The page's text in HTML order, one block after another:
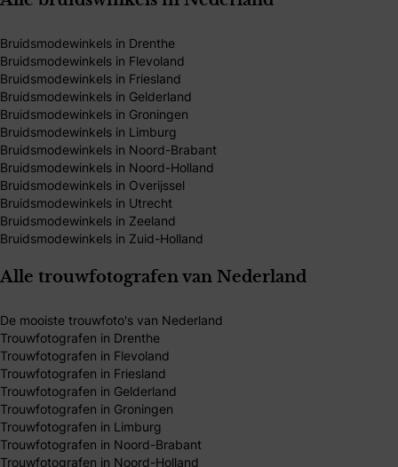
Bruidsmodewinkels in Drenthe
Bruidsmodewinkels in Flevoland
Bruidsmodewinkels in Friesland
Bruidsmodewinkels in Gelderland
Bruidsmodewinkels in Groningen
Bruidsmodewinkels in Limburg
Bruidsmodewinkels in Noord-Brabant
Bruidsmodewinkels in Noord-Holland
Bruidsmodewinkels in Overijssel
Bruidsmodewinkels in Utrecht
Bruidsmodewinkels in Zeeland
Bruidsmodewinkels in Zuid-Holland
Alle trouwfotografen van Nederland
De mooiste trouwfoto's van Nederland
Trouwfotografen in Drenthe
Trouwfotografen in Flevoland
Trouwfotografen in Friesland
Trouwfotografen in Gelderland
Trouwfotografen in Groningen
Trouwfotografen in Limburg
Trouwfotografen in Noord-Brabant
Trouwfotografen in Noord-Holland